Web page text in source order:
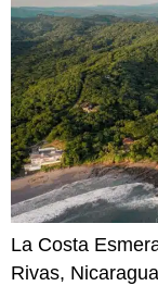
La Costa
Rivas,